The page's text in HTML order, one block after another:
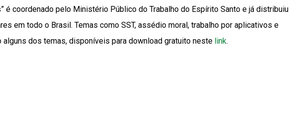
é coordenado pelo Ministério Público do Trabalho do Espírito Santo e já distribuiu
em todo o Brasil. Temas como SST, assédio moral, trabalho por aplicativos e
dos temas, disponíveis para download gratuito neste link.